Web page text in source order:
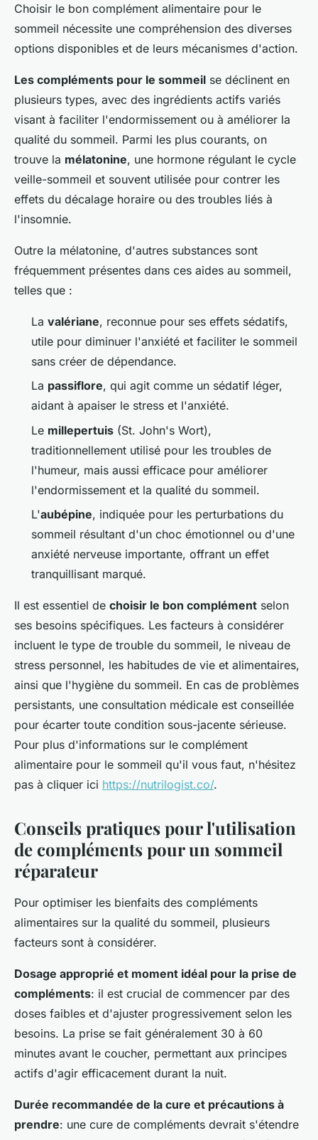
Choisir le bon complément alimentaire pour le
sommeil nécessite une compréhension des diverses
options disponibles et de leurs mécanismes d'action.
Les compléments pour le sommeil se déclinent en
plusieurs types, avec des ingrédients actifs variés
visant à faciliter l'endormissement ou à améliorer la
qualité du sommeil. Parmi les plus courants, on
trouve la mélatonine, une hormone régulant le cycle
veille-sommeil et souvent utilisée pour contrer les
effets du décalage horaire ou des troubles liés à
l'insomnie.
Outre la mélatonine, d'autres substances sont
fréquemment présentes dans ces aides au sommeil,
telles que :
La valériane, reconnue pour ses effets sédatifs,
utile pour diminuer l'anxiété et faciliter le sommeil
sans créer de dépendance.
La passiflore, qui agit comme un sédatif léger,
aidant à apaiser le stress et l'anxiété.
Le millepertuis (St. John's Wort),
traditionnellement utilisé pour les troubles de
l'humeur, mais aussi efficace pour améliorer
l'endormissement et la qualité du sommeil.
L'aubépine, indiquée pour les perturbations du
sommeil résultant d'un choc émotionnel ou d'une
anxiété nerveuse importante, offrant un effet
tranquillisant marqué.
Il est essentiel de choisir le bon complément selon
ses besoins spécifiques. Les facteurs à considérer
incluent le type de trouble du sommeil, le niveau de
stress personnel, les habitudes de vie et alimentaires,
ainsi que l'hygiène du sommeil. En cas de problèmes
persistants, une consultation médicale est conseillée
pour écarter toute condition sous-jacente sérieuse.
Pour plus d'informations sur le complément
alimentaire pour le sommeil qu'il vous faut, n'hésitez
pas à cliquer ici https://nutrilogist.co/.
Conseils pratiques pour l'utilisation
de compléments pour un sommeil
réparateur
Pour optimiser les bienfaits des compléments
alimentaires sur la qualité du sommeil, plusieurs
facteurs sont à considérer.
Dosage approprié et moment idéal pour la prise de
compléments: il est crucial de commencer par des
doses faibles et d'ajuster progressivement selon les
besoins. La prise se fait généralement 30 à 60
minutes avant le coucher, permettant aux principes
actifs d'agir efficacement durant la nuit.
Durée recommandée de la cure et précautions à
prendre: une cure de compléments devrait s'étendre